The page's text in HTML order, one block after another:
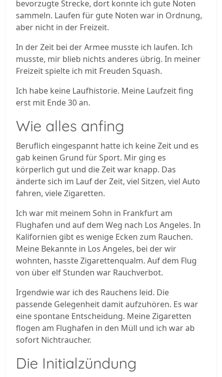
bevorzugte Strecke, dort konnte ich gute Noten
sammeln. Laufen für gute Noten war in Ordnung,
aber nicht in der Freizeit.
In der Zeit bei der Armee musste ich laufen. Ich
musste, mir blieb nichts anderes übrig. In meiner
Freizeit spielte ich mit Freuden Squash.
Ich habe keine Laufhistorie. Meine Laufzeit fing
erst mit Ende 30 an.
Wie alles anfing
Beruflich eingespannt hatte ich keine Zeit und es
gab keinen Grund für Sport. Mir ging es
körperlich gut und die Zeit war knapp. Das
änderte sich im Lauf der Zeit, viel Sitzen, viel Auto
fahren, viele Zigaretten.
Ich war mit meinem Sohn in Frankfurt am
Flughafen und auf dem Weg nach Los Angeles. In
Kalifornien gibt es wenige Ecken zum Rauchen.
Meine Bekannte in Los Angeles, bei der wir
wohnten, hasste Zigarettenqualm. Auf dem Flug
von über elf Stunden war Rauchverbot.
Irgendwie war ich des Rauchens leid. Die
passende Gelegenheit damit aufzuhören. Es war
eine spontane Entscheidung. Meine Zigaretten
flogen am Flughafen in den Müll und ich war ab
sofort Nichtraucher.
Die Initialzündung